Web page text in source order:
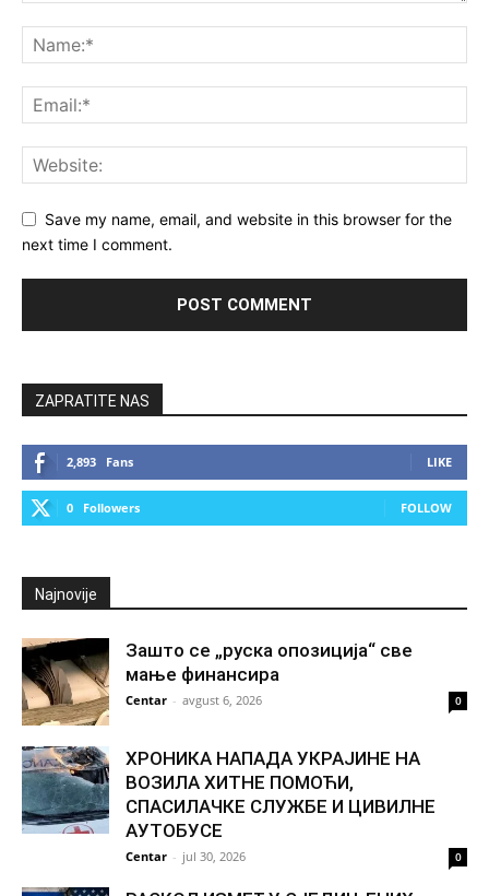
Save my name, email, and website in this browser for the
next time I comment.
ZAPRATITE NAS
2,893 Fans LIKE
0 Followers FOLLOW
Najnovije
Зашто се „руска опозиција“ све
мање финансира
Centar - avgust 6, 2026 0
ХРОНИКА НАПАДА УКРАЈИНЕ НА
ВОЗИЛА ХИТНЕ ПОМОЋИ,
СПАСИЛАЧКЕ СЛУЖБЕ И ЦИВИЛНЕ
АУТОБУСЕ
Centar - jul 30, 2026 0